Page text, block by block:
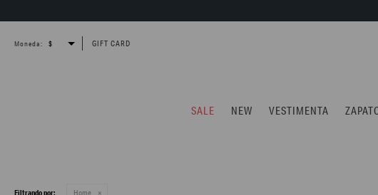
SALE NEW VESTIMENTA
Moneda: GIFT CARD
Home